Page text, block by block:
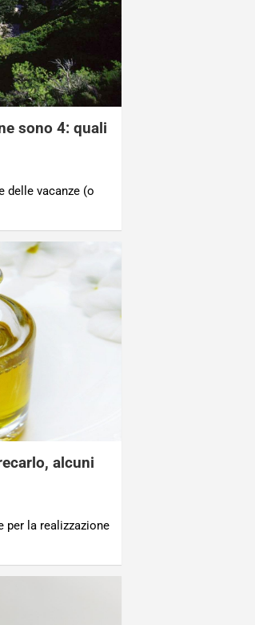
sono 4: quali
delle vacanze (o
alcuni
per la realizzazione